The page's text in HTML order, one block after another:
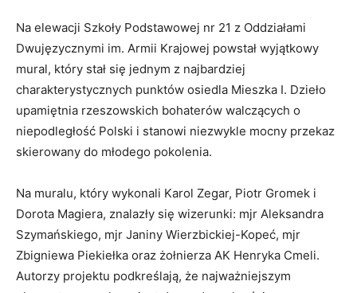
Na elewacji Szkoły Podstawowej nr 21 z Oddziałami
Dwujęzycznymi im. Armii Krajowej powstał wyjątkowy
mural, który stał się jednym z najbardziej
charakterystycznych punktów osiedla Mieszka I. Dzieło
upamiętnia rzeszowskich bohaterów walczących o
niepodległość Polski i stanowi niezwykle mocny przekaz
skierowany do młodego pokolenia.
Na muralu, który wykonali Karol Zegar, Piotr Gromek i
Dorota Magiera, znalazły się wizerunki: mjr Aleksandra
Szymańskiego, mjr Janiny Wierzbickiej-Kopeć, mjr
Zbigniewa Piekiełka oraz żołnierza AK Henryka Cmeli.
Autorzy projektu podkreślają, że najważniejszym